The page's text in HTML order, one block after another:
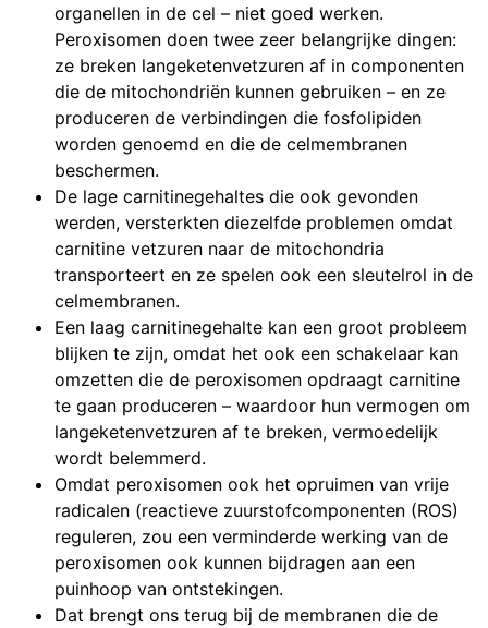
organellen in de cel – niet goed werken.
Peroxisomen doen twee zeer belangrijke dingen:
ze breken langeketenvetzuren af in componenten
die de mitochondriën kunnen gebruiken – en ze
produceren de verbindingen die fosfolipiden
worden genoemd en die de celmembranen
beschermen.
De lage carnitinegehaltes die ook gevonden
werden, versterkten diezelfde problemen omdat
carnitine vetzuren naar de mitochondria
transporteert en ze spelen ook een sleutelrol in de
celmembranen.
Een laag carnitinegehalte kan een groot probleem
blijken te zijn, omdat het ook een schakelaar kan
omzetten die de peroxisomen opdraagt carnitine
te gaan produceren – waardoor hun vermogen om
langeketenvetzuren af te breken, vermoedelijk
wordt belemmerd.
Omdat peroxisomen ook het opruimen van vrije
radicalen (reactieve zuurstofcomponenten (ROS)
reguleren, zou een verminderde werking van de
peroxisomen ook kunnen bijdragen aan een
puinhoop van ontstekingen.
Dat brengt ons terug bij de membranen die de